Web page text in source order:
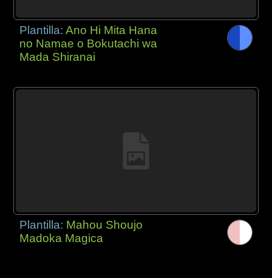
Plantilla:Ano Hi Mita Hana
no Namae o Bokutachi wa
Mada Shiranai
Plantilla: Mahou Shoujo
Madoka Magica